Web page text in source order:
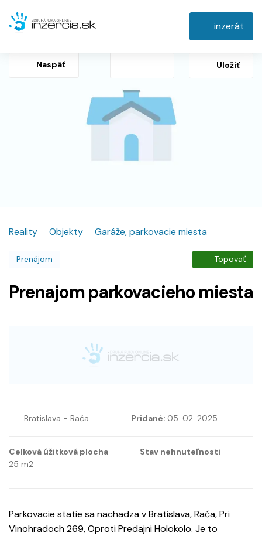
inzerát
Naspäť Uložiť
Reality Objekty Garáže, parkovacie miesta
Prenájom Topovať
Prenajom parkovacieho miesta
Bratislava - Rača Pridané: 05. 02. 2025
Celková úžitková plocha
25 m2
Stav nehnuteľnosti
Parkovacie statie sa nachadza v Bratislava, Rača, Pri
Vinohradoch 269, Oproti Predajni Holokolo. Je to